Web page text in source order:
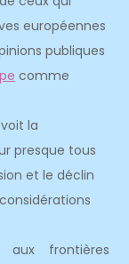
européennes
publiques
comme
la
presque tous
et le déclin
aux frontières